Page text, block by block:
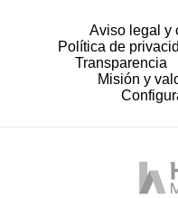
Aviso legal y
Política de
Transparencia
Misión y